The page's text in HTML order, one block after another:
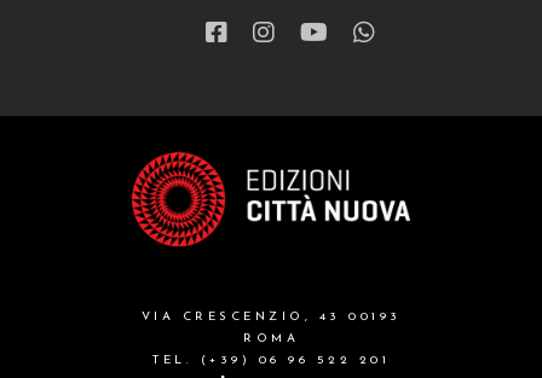
VIA CRESCENZIO, 43 00193
ROMA
TEL. (+39) 06 96 522 201